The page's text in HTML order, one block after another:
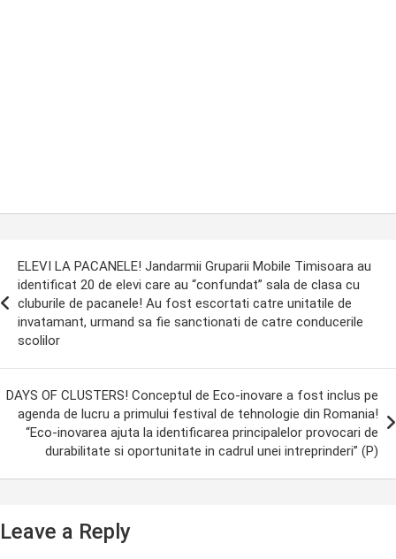
ELEVI LA PACANELE! Jandarmii Gruparii Mobile Timisoara au
identificat 20 de elevi care au “confundat” sala de clasa cu
cluburile de pacanele! Au fost escortati catre unitatile de
invatamant, urmand sa fie sanctionati de catre conducerile
scolilor
DAYS OF CLUSTERS! Conceptul de Eco-inovare a fost inclus pe
agenda de lucru a primului festival de tehnologie din Romania!
“Eco-inovarea ajuta la identificarea principalelor provocari de
durabilitate si oportunitate in cadrul unei intreprinderi” (P)
Leave a Reply